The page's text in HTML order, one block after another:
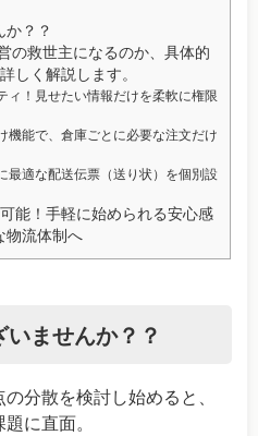
か？？
の救世主になるのか、具体的
しく解説します。
ィ！見せたい情報だけを柔軟に権限
機能で、倉庫ごとに必要な注文だけ
最適な配送伝票（送り状）を個別設
能！手軽に始められる安心感
物流体制へ
ませんか？？
分散を検討し始めると、
に直面。